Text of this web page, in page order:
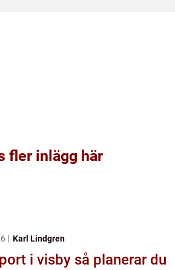
fler inlägg här
Karl Lindgren
så planerar du